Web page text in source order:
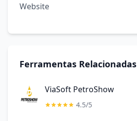
Website
Ferramentas Relacionadas
ViaSoft PetroShow
4.5/5